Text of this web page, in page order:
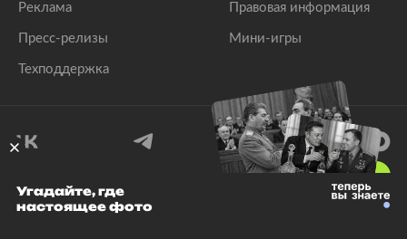
Реклама
Пресс-релизы
Техподдержка
Правовая информация
Мини-игры
© 1999–2026 Все права защищены.
Угадайте, где
настоящее фото